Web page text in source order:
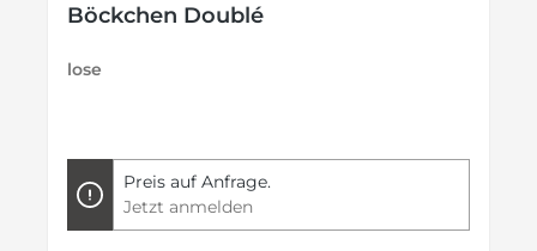
Böckchen Doublé
lose
Preis auf Anfrage.
Jetzt anmelden